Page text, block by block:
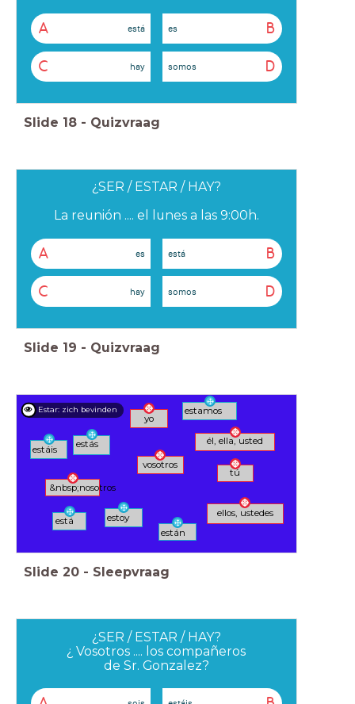
A está B
es
C hay D
somos
Slide 18 - Quizvraag
¿SER / ESTAR / HAY?
La reunión .... el lunes a las 9:00h.
A es B
está
C hay D
somos
Slide 19 - Quizvraag
Estar: zich bevinden
yo
él, ella, usted
tú
&nbsp;nosotros
vosotros
ellos, ustedes
estoy
estás
está
estamos
estáis
están
Slide 20 - Sleepvraag
¿SER / ESTAR / HAY?
¿ Vosotros .... los compañeros
de Sr. Gonzalez?